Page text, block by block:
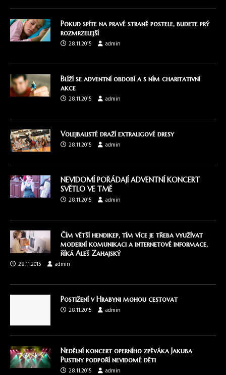
Pokud spíte na pravé straně postele, budete prý
rozmrzelejší
28.11.2015
admin
Blíží se adventní období a s ním charitativní
akce
28.11.2015
admin
Volejbalisté draží extraligové dresy
28.11.2015
admin
NEVIDOMÍ POŘÁDAJÍ ADVENTNÍ KONCERT
SVĚTLO VE TMĚ
28.11.2015
admin
Čím větší hendikep, tím více je třeba využívat
moderní komunikaci a internetové informace,
říká Aleš Zahajský
28.11.2015
admin
Postižení v Hrabyni mohou cestovat
28.11.2015
admin
Nedělní koncert operního zpěváka Jakuba
Pustiny podpoří nevidomé děti
28.11.2015
admin